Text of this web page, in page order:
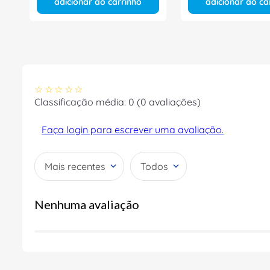
☆ ☆ ☆ ☆ ☆
Classificação média: 0 (0 avaliações)
Faça login para escrever uma avaliação.
Mais recentes Todos
Nenhuma avaliação